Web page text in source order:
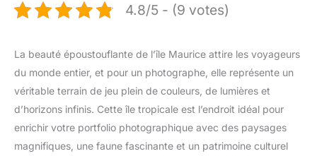
4.8/5 - (9 votes)
La beauté époustouflante de l’île Maurice attire les voyageurs
du monde entier, et pour un photographe, elle représente un
véritable terrain de jeu plein de couleurs, de lumières et
d’horizons infinis. Cette île tropicale est l’endroit idéal pour
enrichir votre portfolio photographique avec des paysages
magnifiques, une faune fascinante et un patrimoine culturel